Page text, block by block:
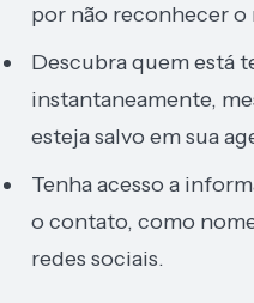
por não reconhecer o
Descubra quem está
instantaneamente,
esteja salvo em sua
Tenha acesso a
o contato, como
redes sociais.